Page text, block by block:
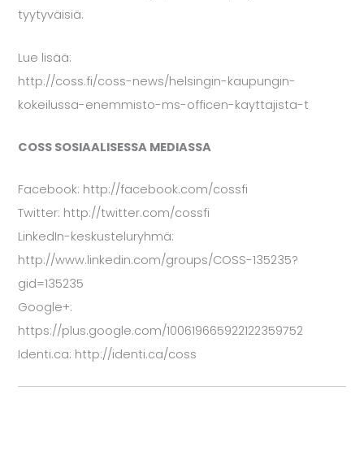
tyytyväisiä.
Lue lisää:
http://coss.fi/coss-news/helsingin-kaupungin-
kokeilussa-enemmisto-ms-officen-kayttajista-t
COSS SOSIAALISESSA MEDIASSA
Facebook: http://facebook.com/cossfi
Twitter: http://twitter.com/cossfi
LinkedIn-keskusteluryhmä:
http://www.linkedin.com/groups/COSS-135235?
gid=135235
Google+:
https://plus.google.com/100619665922122359752
Identi.ca: http://identi.ca/coss